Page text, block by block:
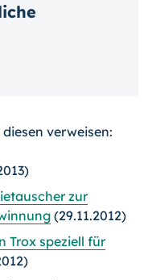
verweisen:
zur
(29.11.2012)
Trox speziell für